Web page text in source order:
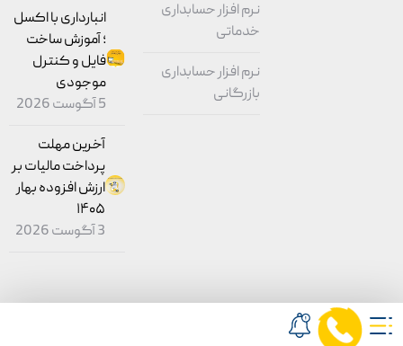
نرم افزار حسابداری
خدماتی
نرم افزار حسابداری
بازرگانی
انبارداری با اکسل
؛ آموزش ساخت
فایل و کنترل
موجودی
5 آگوست 2026
آخرین مهلت
پرداخت مالیات بر
ارزش افزوده بهار
۱۴۰۵
3 آگوست 2026
© کلیه حقوق برای شرکت مشاور